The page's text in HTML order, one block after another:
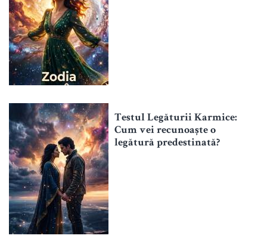
Testul Legăturii Karmice:
Cum vei recunoaște o
legătură predestinată?